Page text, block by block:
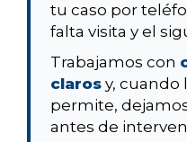
tu caso por
falta visita y el
Trabajamos con
claros y, cuando
permite,
antes de